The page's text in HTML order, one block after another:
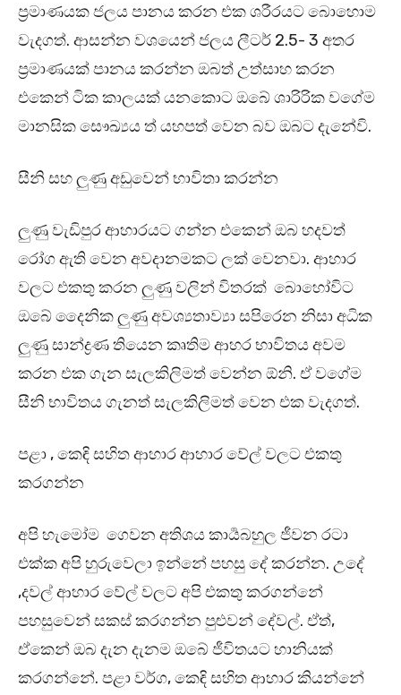
ප්‍රමාණයක ජලය පානය කරන එක ශරීරයට බොහොම
වැදගත්. ආසන්න වශයෙන් ජලය ලීටර් 2.5- 3 අතර
ප්‍රමාණයක් පානය කරන්න ඔබත් උත්සාහ කරන
එකෙන් ටික කාලයක් යනකොට ඔබේ ශාරිරික වගේම
මානසික සෞඛ්‍යය ත් යහපත් වෙන බව ඔබට දැනේවි.
සීනි සහ ලුණු අඩුවෙන් භාවිතා කරන්න
ලුණු වැඩිපුර ආහාරයට ගන්න එකෙන් ඔබ හදවත්
රෝග ඇති වෙන අවදානමකට ලක් වෙනවා. ආහාර
වලට එකතු කරන ලුණු වලින් විතරක් බොහෝවිට
ඔබේ දෛනික ලුණු අවශ්‍යතාව්‍යා සපිරෙන නිසා අධික
ලුණු සාන්ද්‍රණ තියෙන කෘතිම ආහර භාවිතය අවම
කරන එක ගැන සැලකිලිමත් වෙන්න ඕනි. ඒ වගේම
සීනි භාවිතය ගැනත් සැලකිලිමත් වෙන එක වැදගත්.
පළා , කෙඳි සහිත ආහාර ආහාර වේල් වලට එකතු
කරගන්න
අපි හැමෝම ගෙවන අතිශය කාර්‍යබහුල ජීවන රටා
එක්ක අපි හුරුවෙලා ඉන්නේ පහසු දේ කරන්න. උදේ
,දවල් ආහාර වේල් වලට අපි එකතු කරගන්නේ
පහසුවෙන් සකස් කරගන්න පුළුවන් දේවල්. ඒත්,
ඒකෙන් ඔබ දැන දැනම ඔබේ ජීවිතයට හානියක්
කරගන්නේ. පළා වර්ග, කෙඳි සහිත ආහාර කියන්නේ